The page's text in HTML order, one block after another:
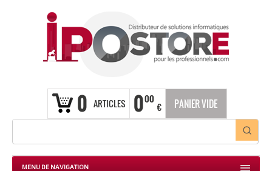
0 ARTICLES 000
€ PANIER VIDE
MENU DE NAVIGATION